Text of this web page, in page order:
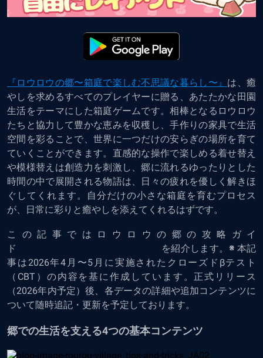
『ロウロウの郷〜箱庭で楽しむ不思議な暮らし〜』 は、癒
やしを求めるすべてのプレイヤーに贈る、あたたかな田園
生活をテーマにした箱庭ゲームです。相棒となるロウロウ
たちと協力して豊かな恵みを収穫し、手作りの家具で生活
空間を彩ることで、世界に一つだけの安らぎの場所を育て
ていくことができます。直感的な操作で楽しめる着せ替え
や模様替えは創造力を刺激し、郷に流れるゆったりとした
時間の中で展開される物語は、日々の疲れを優しく解きほ
ぐしてくれます。自分だけの小さな箱庭を育むプロセス
が、日常に彩りと癒やしを添えてくれるはずです。
この記事ではロウロウの郷の攻略ガイ
ド を紹介します。 ※ 本記
事は2026年4月〜5月に実施されたクローズドβテスト
（CBT）の内容を基に作成しています。正式リリース
（2026年内予定）後、各データの詳細や追加コンテンツに
ついて随時追記・更新を予定しております。
郷での生活を支える4つの基本コンテンツ